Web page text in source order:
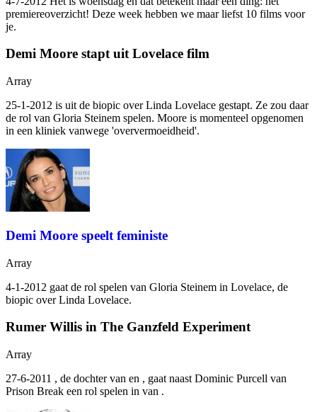
premiereoverzicht! Deze week hebben we maar liefst 10 films voor
je.
Demi Moore stapt uit Lovelace film
Array
25-1-2012 is uit de biopic over Linda Lovelace gestapt. Ze zou daar
de rol van Gloria Steinem spelen. Moore is momenteel opgenomen
in een kliniek vanwege 'oververmoeidheid'.
Demi Moore speelt feministe
Array
4-1-2012 gaat de rol spelen van Gloria Steinem in Lovelace, de
biopic over Linda Lovelace.
Rumer Willis in The Ganzfeld Experiment
Array
27-6-2011 , de dochter van en , gaat naast Dominic Purcell van
Prison Break een rol spelen in van .